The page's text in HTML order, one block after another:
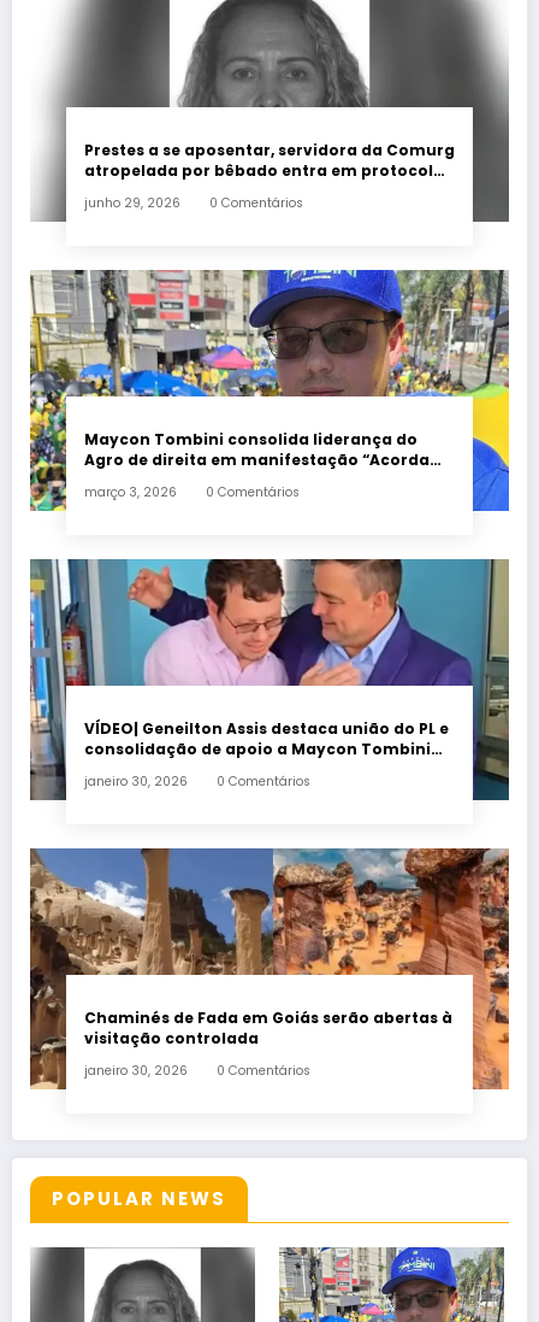
Prestes a se aposentar, servidora da Comurg
atropelada por bêbado entra em protocolo
junho 29, 2026 0 Comentários
Maycon Tombini consolida liderança do
Agro de direita em manifestação “Acorda
março 3, 2026 0 Comentários
VÍDEO| Geneilton Assis destaca união do PL e
consolidação de apoio a Maycon Tombini
janeiro 30, 2026 0 Comentários
Chaminés de Fada em Goiás serão abertas à
visitação controlada
janeiro 30, 2026 0 Comentários
POPULAR NEWS